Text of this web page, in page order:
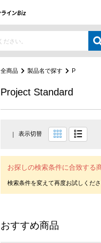
全商品 製品名で探す P
Project Standard
表示切替
お探しの検索条件に合致する
おすすめ商品